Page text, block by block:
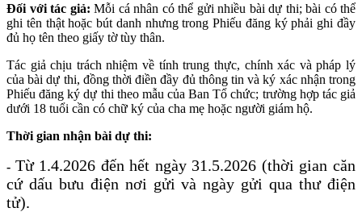
Đối với tác giả: Mỗi cá nhân có thể gửi nhiều bài dự thi; bài có thể
ghi tên thật hoặc bút danh nhưng trong Phiếu đăng ký phải ghi đầy
đủ họ tên theo giấy tờ tùy thân.
Tác giả chịu trách nhiệm về tính trung thực, chính xác và pháp lý
của bài dự thi, đồng thời điền đầy đủ thông tin và ký xác nhận trong
Phiếu đăng ký dự thi theo mẫu của Ban Tổ chức; trường hợp tác giả
dưới 18 tuổi cần có chữ ký của cha mẹ hoặc người giám hộ.
Thời gian nhận bài dự thi:
- Từ 1.4.2026 đến hết ngày 31.5.2026 (thời gian căn
cứ dấu bưu điện nơi gửi và ngày gửi qua thư điện
tử).